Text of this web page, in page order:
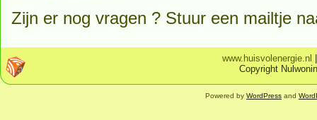
Zijn er nog vragen ? Stuur een mailtje
www.huisvolenergie.nl
Copyright
Powered by WordPress and